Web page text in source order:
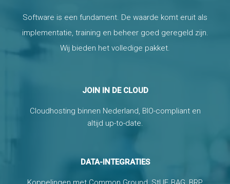
Software is een fundament. De waarde komt eruit als
implementatie, training en beheer goed geregeld zijn.
Wij bieden het volledige pakket.
JOIN IN DE CLOUD
Cloudhosting binnen Nederland, BIO-compliant en
altijd up-to-date.
DATA-INTEGRATIES